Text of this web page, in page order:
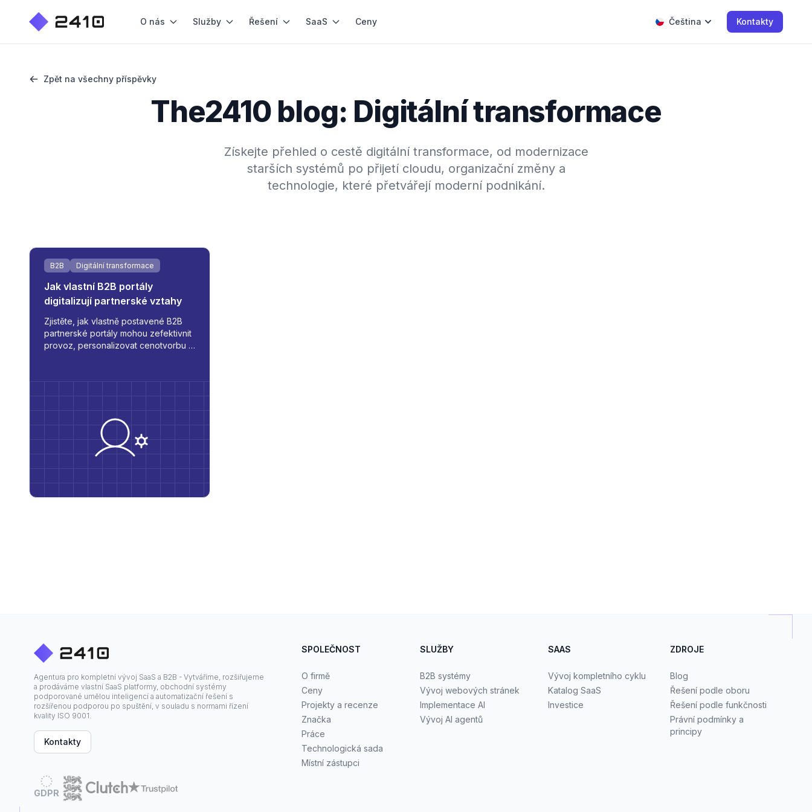
O nás Služby Řešení SaaS Ceny Čeština Kontakty
Zpět na všechny příspěvky
The2410 blog: Digitální transformace
Získejte přehled o cestě digitální transformace, od modernizace
starších systémů po přijetí cloudu, organizační změny a
technologie, které přetvářejí moderní podnikání.
B2B Digitální transformace
Jak vlastní B2B portály
digitalizují partnerské vztahy
Zjistěte, jak vlastně postavené B2B
partnerské portály mohou zefektivnit
provoz, personalizovat cenotvorbu a
Agentura pro kompletní vývoj SaaS a B2B - Vytváříme, rozšiřujeme
a prodáváme vlastní SaaS platformy, obchodní systémy
podporované umělou inteligencí a automatizační řešení s
rozšířenou podporou po spuštění, v souladu s normami řízení
kvality ISO 9001.
Kontakty
GDPR
SPOLEČNOST
O firmě
Ceny
Projekty a recenze
Značka
Práce
Technologická sada
Místní zástupci
SLUŽBY
B2B systémy
Vývoj webových stránek
Implementace AI
Vývoj AI agentů
SAAS
Vývoj kompletního cyklu
Katalog SaaS
Investice
ZDROJE
Blog
Řešení podle oboru
Řešení podle funkčnosti
Právní podmínky a
principy